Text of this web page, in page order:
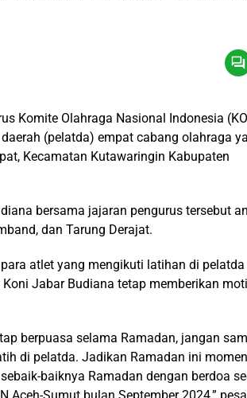
Komite Olahraga Nasional Indonesia
(pelatda) empat cabang olahraga
Kecamatan Kutawaringin Kabupaten
bersama jajaran pengurus tersebut
dan Tarung Derajat.
atlet yang mengikuti latihan di pelatda
Jabar Budiana tetap memberikan
berpuasa selama Ramadan, jangan
di pelatda. Jadikan Ramadan ini
baiknya Ramadan dengan berdoa